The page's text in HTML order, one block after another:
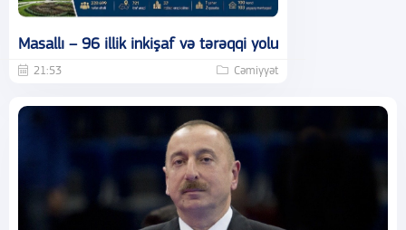
Masallı – 96 illik inkişaf və tərəqqi yolu
21:53 Cəmiyyət